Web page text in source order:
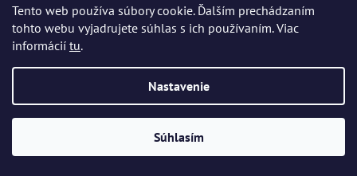
Tento web používa súbory cookie. Ďalším prechádzaním
tohto webu vyjadrujete súhlas s ich používaním. Viac
informácií tu.
Nastavenie
Súhlasím
Bohemia Crystal ručne brúsený džbán Romantic 1,2l
Skladom(2 ks)
€533,82
DO KOŠÍKA